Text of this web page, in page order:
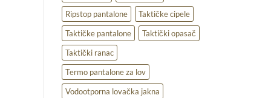
Ripstop pantalone
Taktičke cipele
Taktičke pantalone
Taktički opasač
Taktički ranac
Termo pantalone za lov
Vodootporna lovačka jakna